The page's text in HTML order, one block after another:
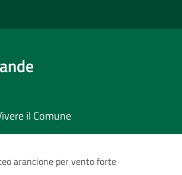
il Comune
arancione per vento forte